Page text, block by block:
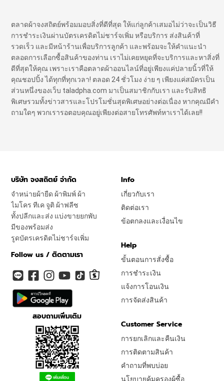
ตลาดผ้าจงสถิตย์พร้อมมอบสิ่งที่ดีที่สุด ให้แก่ลูกค้าเสมอไม่ว่าจะเป็นวิธี
การชำระเงินผ่านบัตรเครดิตไม่ชาร์จเพิ่ม หรือบริการ ส่งสินค้าที่
รวดเร็ว และมีหน้าร้านเพื่อบริการลูกค้า และพร้อมจะให้คำแนะนำ
ตลอดการเลือกซื้อสินค้าของท่าน เราไม่เคยหยุดที่จะบริการและหาสิ่งที่
ดีที่สุดให้คุณ เพราะเราคือตลาดผ้าออนไลน์ที่อยู่เพียงแค่ปลายนิ้วที่ให้
คุณชอปปิ้ง ได้ทุกที่ทุกเวลา! ตลอด 24 ชั่วโมง ง่าย ๆ เพียงแค่สมัครเป็น
ส่วนหนึ่งของเว็บ taladpha.com มาเป็นสมาชิกกับเรา และรับสิทธิ
พิเศษรวมทั้งข่าวสารและโปรโมชั่นสุดพิเศษอย่างต่อเนื่อง หากคุณมีคำ
ถามใดๆ พวกเรารอตอบคุณอยู่เพียงต่อสายโทรศัพท์หาเราได้เลย!!
บริษัท จงสถิตย์ จำกัด
จำหน่ายผ้ายืด ผ้าพิมพ์ ผ้า
ไมโคร ทีเค จูติ ผ้าฟลีซ
ทั้งปลีกและส่ง แบ่งขายยกพับ
มีของพร้อมส่ง
รูดบัตรเครดิตไม่ชาร์จเพิ่ม
Follow us / ติดตามเรา
สอบถามเพิ่มเติม
Info
เกี่ยวกับเรา
ติดต่อเรา
ข้อตกลงและเงื่อนไข
Help
ขั้นตอนการสั่งซื้อ
การชำระเงิน
แจ้งการโอนเงิน
การจัดส่งสินค้า
Customer Service
การยกเลิกและคืนเงิน
การติดตามสินค้า
คำถามที่พบบ่อย
นโยบายคุ้มครองผู้ซื้อ